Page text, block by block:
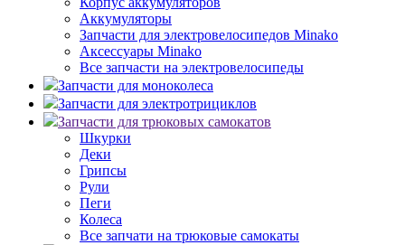
Аккумуляторы
Запчасти для электровелосипедов Minako
Аксессуары Minako
Все запчасти на электровелосипеды
Запчасти для моноколеса
Запчасти для электротрициклов
Запчасти для трюковых самокатов
Шкурки
Деки
Грипсы
Рули
Пеги
Колеса
Все запчати на трюковые самокаты